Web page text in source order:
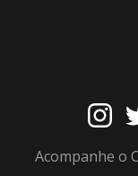
Acompanhe o